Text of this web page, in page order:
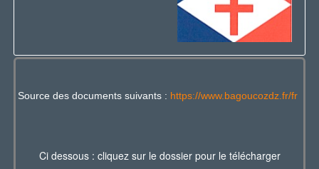
Source des documents suivants : https://www.bagoucozdz.fr/fr
Ci dessous : cliquez sur le dossier pour le télécharger